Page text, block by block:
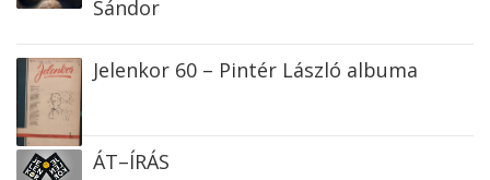
Sándor
Jelenkor 60 – Pintér László albuma
ÁT–ÍRÁS